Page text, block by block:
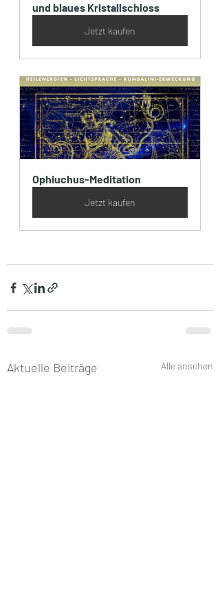
und blaues Kristallschloss
Jetzt kaufen
Ophiuchus-Meditation
Jetzt kaufen
Aktuelle Beiträge Alle ansehen